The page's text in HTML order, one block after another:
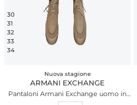
30
31
32
33
34
Nuova stagione
ARMANI EXCHANGE
Pantaloni Armani Exchange uomo in
cotone marrone